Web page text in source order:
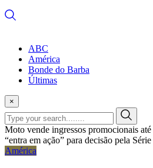
ABC
América
Bonde do Barba
Últimas
×
Moto vende ingressos promocionais
“entra em ação” para decisão pela
América